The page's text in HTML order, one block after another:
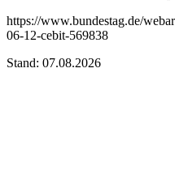
https://www.bundestag.de/
06-12-cebit-569838
Stand: 07.08.2026